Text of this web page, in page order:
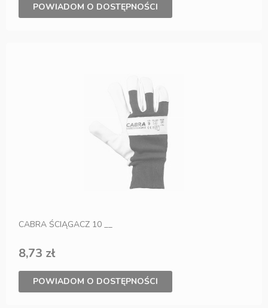
POWIADOM O DOSTĘPNOŚCI
CABRA ŚCIĄGACZ 10 __
8,73 zł
POWIADOM O DOSTĘPNOŚCI